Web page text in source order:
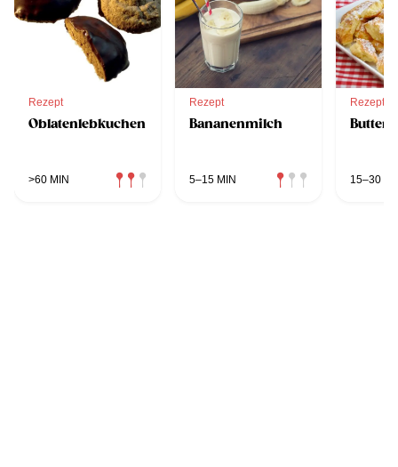
Rezept
Oblatenlebkuchen
>60 MIN
Rezept
Bananenmilch
5–15 MIN
Rezept
15–30